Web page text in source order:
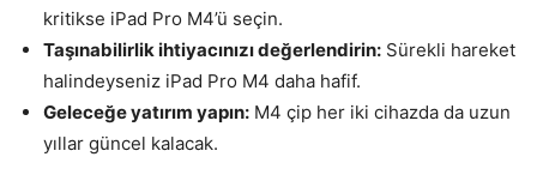
kritikse iPad Pro M4’ü seçin.
Taşınabilirlik ihtiyacınızı değerlendirin: Sürekli hareket
halindeyseniz iPad Pro M4 daha hafif.
Geleceğe yatırım yapın: M4 çip her iki cihazda da uzun
yıllar güncel kalacak.